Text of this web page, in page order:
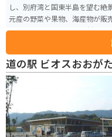
し、別府湾と国東半島を望む絶景ス
元産の野菜や果物、海産物が販
ストランでは、地元の食材をふ
す。特に、新鮮な海の幸を使った海鮮丼
合、道の駅 かまえは広い駐車
スペースも充実しており、ツーリ
かまえ周辺には、杵築城やハー
います。少し足を延ばせば、別
とができます。
道の駅 ビオスおおがた